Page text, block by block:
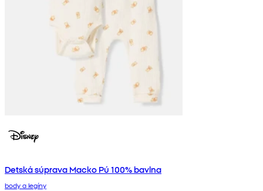
Detská súprava Macko Pú 100% bavlna
body a legíny